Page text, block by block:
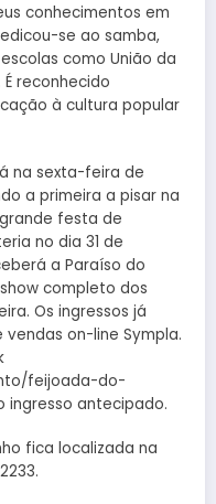
conhecimentos em
se ao samba,
como União da
reconhecido
à cultura popular
na sexta-feira de
a primeira a pisar na
festa de
no dia 31 de
a Paraíso do
completo dos
Os ingressos já
on-line Sympla.
feijoada-do-
ingresso antecipado.
fica localizada na